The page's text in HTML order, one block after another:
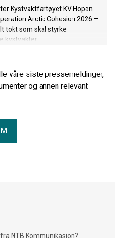
Kystvaktfartøyet KV Hopen
Arctic Cohesion 2026 –
tokt som skal styrke
kystvakter.
våre siste pressemeldinger,
og annen relevant
NTB Kommunikasjon?